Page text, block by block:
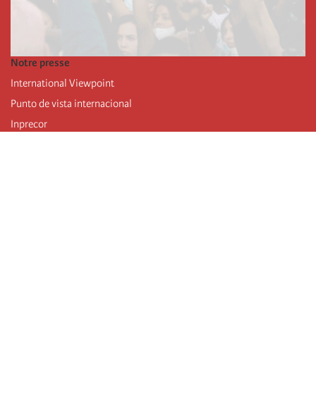
Notre presse
International Viewpoint
Punto de vista internacional
Inprecor